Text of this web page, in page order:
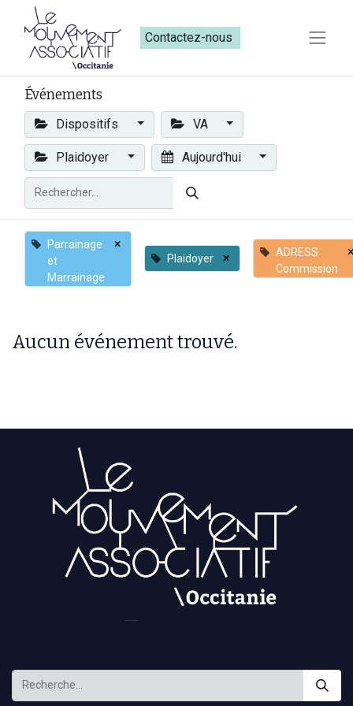
Contactez-nous​​
Événements
Dispositifs VA
Plaidoyer Aujourd'hui
Parrainage
et
Marrainage
×
Plaidoyer ×
ADRESS
Commission
Aucun événement trouvé.